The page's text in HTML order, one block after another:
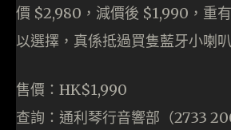
價 $2,980，減價後 $1,990，重
以選擇，真係抵過買隻藍牙小喇叭
售價：HK$1,990
查詢：通利琴行音響部（2733